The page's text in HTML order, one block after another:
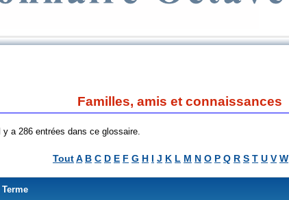
Familles, amis et connaissances
Il y a 286 entrées dans ce glossaire.
ToutA B C D E F G H I J K L M N O P Q R S T U V W
Terme